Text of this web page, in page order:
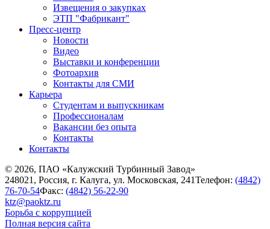
Извещения о закупках
ЭТП "Фабрикант"
Пресс-центр
Новости
Видео
Выставки и конференции
Фотоархив
Контакты для СМИ
Карьера
Студентам и выпускникам
Профессионалам
Вакансии без опыта
Контакты
Контакты
© 2026, ПАО «Калужский Турбинный Завод»
248021, Россия, г. Калуга, ул. Московская, 241Телефон: (4842)
76-70-54Факс: (4842) 56-22-90
ktz@paoktz.ru
Борьба с коррупцией
Полная версия сайта